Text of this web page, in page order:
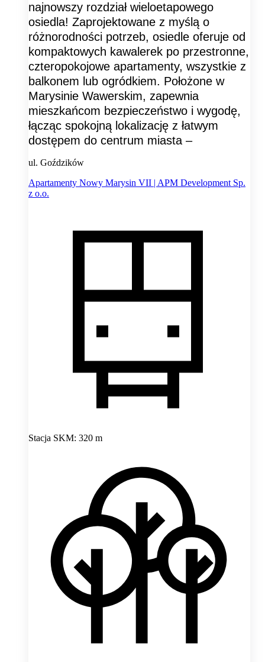
najnowszy rozdział wieloetapowego
osiedla! Zaprojektowane z myślą o
różnorodności potrzeb, osiedle oferuje od
kompaktowych kawalerek po przestronne,
czteropokojowe apartamenty, wszystkie z
balkonem lub ogródkiem. Położone w
Marysinie Wawerskim, zapewnia
mieszkańcom bezpieczeństwo i wygodę,
łącząc spokojną lokalizację z łatwym
dostępem do centrum miasta –
ul. Goździków
Apartamenty Nowy Marysin VII | APM Development Sp.
z o.o.
Stacja SKM: 320 m